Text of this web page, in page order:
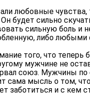
любовные
будет сильно
сильную боль и
либо любыми
того, что
мужчине не
союз. Мужчины
сама мысль о том,
заботиться и с кем